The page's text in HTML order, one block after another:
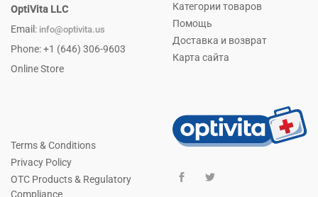
OptiVita LLC
Email: info@optivita.us
Phone: +1 (646) 306-9603
Online Store
Категории товаров
Помощь
Доставка и возврат
Карта сайта
Terms & Conditions
Privacy Policy
OTC Products & Regulatory
Compliance